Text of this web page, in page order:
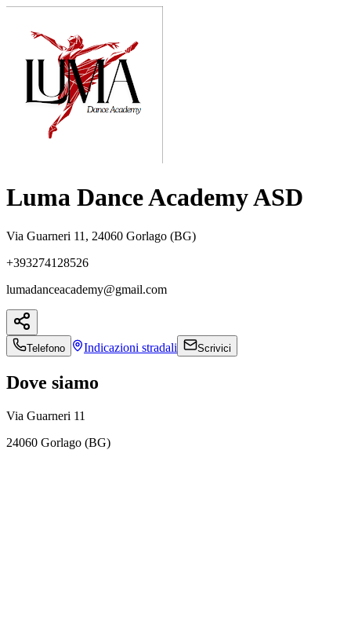
Luma Dance Academy ASD
Via Guarneri 11, 24060 Gorlago (BG)
+393274128526
lumadanceacademy@gmail.com
Telefono Indicazioni stradali Scrivici
Dove siamo
Via Guarneri 11
24060 Gorlago (BG)